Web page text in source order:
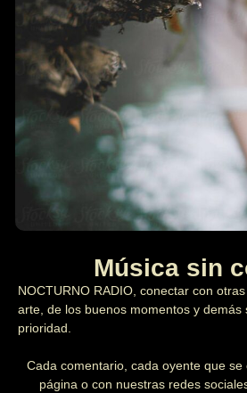
Música sin
NOCTURNO RADIO, conectar con
arte, de los buenos momentos y demás
prioridad.
Cada comentario, cada oyente que se
página o con nuestras redes